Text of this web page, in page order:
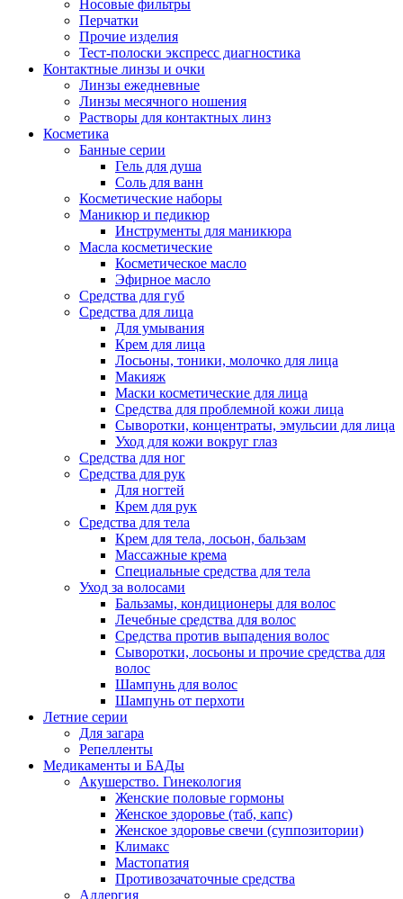
Носовые фильтры
Перчатки
Прочие изделия
Тест-полоски экспресс диагностика
Контактные линзы и очки
Линзы ежедневные
Линзы месячного ношения
Растворы для контактных линз
Косметика
Банные серии
Гель для душа
Соль для ванн
Косметические наборы
Маникюр и педикюр
Инструменты для маникюра
Масла косметические
Косметическое масло
Эфирное масло
Средства для губ
Средства для лица
Для умывания
Крем для лица
Лосьоны, тоники, молочко для лица
Макияж
Маски косметические для лица
Средства для проблемной кожи лица
Сыворотки, концентраты, эмульсии для лица
Уход для кожи вокруг глаз
Средства для ног
Средства для рук
Для ногтей
Крем для рук
Средства для тела
Крем для тела, лосьон, бальзам
Массажные крема
Специальные средства для тела
Уход за волосами
Бальзамы, кондиционеры для волос
Лечебные средства для волос
Средства против выпадения волос
Сыворотки, лосьоны и прочие средства для
волос
Шампунь для волос
Шампунь от перхоти
Летние серии
Для загара
Репелленты
Медикаменты и БАДы
Акушерство. Гинекология
Женские половые гормоны
Женское здоровье (таб, капс)
Женское здоровье свечи (суппозитории)
Климакс
Мастопатия
Противозачаточные средства
Аллергия